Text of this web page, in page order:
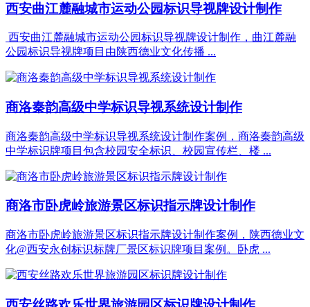
西安曲江麓融城市运动公园标识导视牌设计制作
西安曲江麓融城市运动公园标识导视牌设计制作，曲江麓融
公园标识导视牌项目由陕西德业文化传播 ...
商洛秦韵高级中学标识导视系统设计制作
商洛秦韵高级中学标识导视系统设计制作案例，商洛秦韵高级
中学标识牌项目包含校园安全标识、校园宣传栏、楼 ...
商洛市卧虎岭旅游景区标识指示牌设计制作
商洛市卧虎岭旅游景区标识指示牌设计制作案例，陕西德业文
化@西安永创标识标牌厂景区标识牌项目案例。卧虎 ...